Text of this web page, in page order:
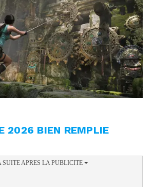
2026 BIEN REMPLIE